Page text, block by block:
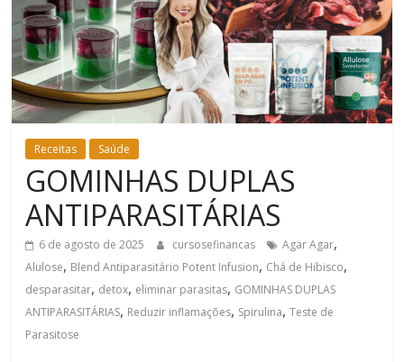
Estar
Receitas Saúde
GOMINHAS DUPLAS
ANTIPARASITÁRIAS
6 de agosto de 2025 cursosefinancas Agar Agar,
Alulose, Blend Antiparasitário Potent Infusion, Chá de Hibisco,
desparasitar, detox, eliminar parasitas, GOMINHAS DUPLAS
ANTIPARASITÁRIAS, Reduzir inflamações, Spirulina,Teste de
Parasitose